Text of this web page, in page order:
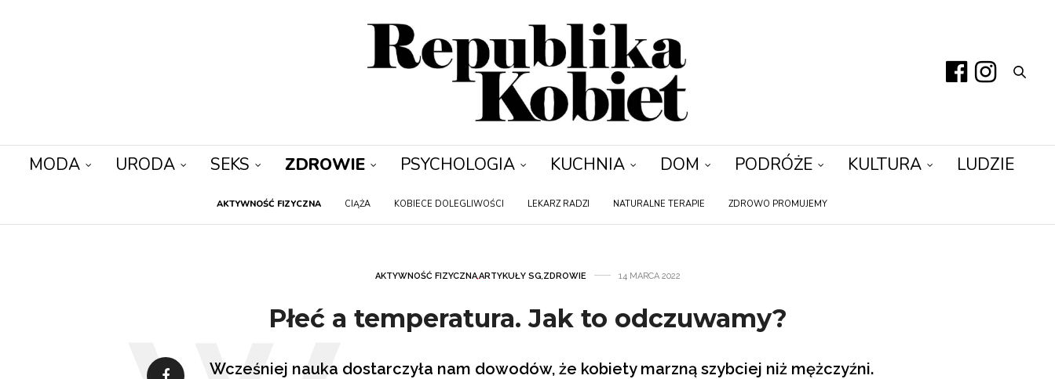
MODA URODA SEKS ZDROWIE PSYCHOLOGIA KUCHNIA DOM PODRÓŻE KULTURA LUDZIE
AKTYWNOŚĆ FIZYCZNA CIĄŻA KOBIECE DOLEGLIWOŚCI LEKARZ RADZI NATURALNE TERAPIE ZDROWO PROMUJEMY
AKTYWNOŚĆ FIZYCZNA,ARTYKUŁY SG,ZDROWIE 14 MARCA 2022
Płeć a temperatura. Jak to odczuwamy?
Wcześniej nauka dostarczyła nam dowodów, że kobiety marzną szybciej niż mężczyźni.